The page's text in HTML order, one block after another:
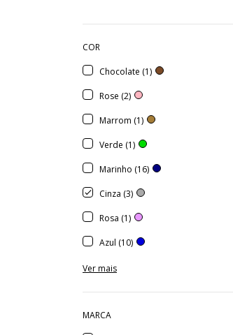
COR
Chocolate (1)
Rose (2)
Marrom (1)
Verde (1)
Marinho (16)
Cinza (3)
Rosa (1)
Azul (10)
Ver mais
MARCA